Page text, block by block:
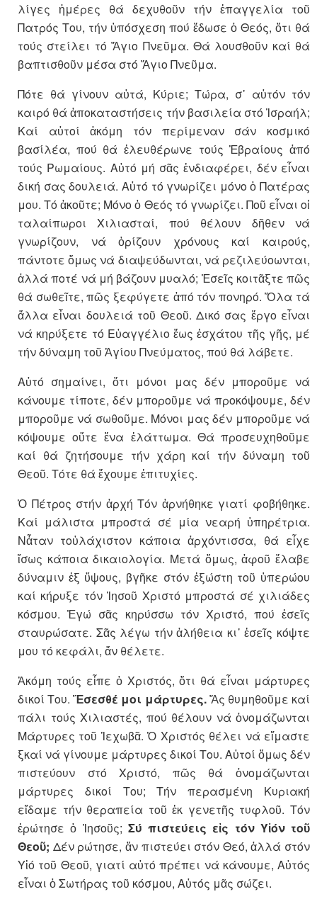
λίγες ἡμέρες θά δεχυθοῦν τήν ἐπαγγελία τοῦ
Πατρός Του, τήν ὑπόσχεση πού ἔδωσε ὁ Θεός, ὅτι θά
τούς στείλει τό Ἅγιο Πνεῦμα. Θά λουσθοῦν καί θά
βαπτισθοῦν μέσα στό Ἅγιο Πνεῦμα.
Πότε θά γίνουν αὐτά, Κύριε; Τώρα, σ᾿ αὐτόν τόν
καιρό θά ἀποκαταστήσεις τήν βασιλεία στό Ἰσραήλ;
Καί αὐτοί ἀκόμη τόν περίμεναν σάν κοσμικό
βασίλέα, πού θά ἐλευθέρωνε τούς Ἑβραίους ἀπό
τούς Ρωμαίους. Αὐτό μή σᾶς ἐνδιαφέρει, δέν εἶναι
δική σας δουλειά. Αὐτό τό γνωρίζει μόνο ὁ Πατέρας
μου. Τό ἀκοῦτε; Μόνο ὁ Θεός τό γνωρίζει. Ποῦ εἶναι οἱ
ταλαίπωροι Χιλιασταί, πού θέλουν δῆθεν νά
γνωρίζουν, νά ὁρίζουν χρόνους καί καιρούς,
πάντοτε ὅμως νά διαψεύδωνται, νά ρεζιλεύοωνται,
ἀλλά ποτέ νά μή βάζουν μυαλό; Ἐσεῖς κοιτᾶξτε πῶς
θά σωθεῖτε, πῶς ξεφύγετε ἀπό τόν πονηρό. Ὅλα τά
ἄλλα εἶναι δουλειά τοῦ Θεοῦ. Δικό σας ἔργο εἶναι
νά κηρύξετε τό Εὐαγγέλιο ἕως ἐσχάτου τῆς γῆς, μέ
τήν δύναμη τοῦ Ἁγίου Πνεύματος, πού θά λάβετε.
Αὐτό σημαίνει, ὅτι μόνοι μας δέν μποροῦμε νά
κάνουμε τίποτε, δέν μποροῦμε νά προκόψουμε, δέν
μποροῦμε νά σωθοῦμε. Μόνοι μας δέν μποροῦμε νά
κόψουμε οὔτε ἕνα ἐλάττωμα. Θά προσευχηθοῦμε
καί θά ζητήσουμε τήν χάρη καί τήν δύναμη τοῦ
Θεοῦ. Τότε θά ἔχουμε ἐπιτυχίες.
Ὁ Πέτρος στήν ἀρχή Τόν ἀρνήθηκε γιατί φοβήθηκε.
Καί μάλιστα μπροστά σέ μία νεαρή ὑπηρέτρια.
Νἆταν τοὐλάχιστον κάποια ἀρχόντισσα, θά εἶχε
ἴσως κάποια δικαιολογία. Μετά ὅμως, ἀφοῦ ἔλαβε
δύναμιν ἐξ ὕψους, βγῆκε στόν ἐξώστη τοῦ ὑπερώου
καί κήρυξε τόν Ἰησοῦ Χριστό μπροστά σέ χιλιάδες
κόσμου. Ἐγώ σᾶς κηρύσσω τόν Χριστό, πού ἐσεῖς
σταυρώσατε. Σᾶς λέγω τήν ἀλήθεια κι᾿ ἐσεῖς κόψτε
μου τό κεφάλι, ἄν θέλετε.
Ἀκόμη τούς εἶπε ὁ Χριστός, ὅτι θά εἶναι μάρτυρες
δικοί Του.Ἔσεσθέ μοι μάρτυρες.Ἄς θυμηθοῦμε καί
πάλι τούς Χιλιαστές, πού θέλουν νά ὀνομάζωνται
Μάρτυρες τοῦ Ἱεχωβᾶ. Ὁ Χριστός θέλει νά εἴμαστε
ξκαί νά γίνουμε μάρτυρες δικοί Του. Αὐτοί ὅμως δέν
πιστεύουν στό Χριστό, πῶς θά ὀνομάζωνται
μάρτυρες δικοί Του; Τήν περασμένη Κυριακή
εἴδαμε τήν θεραπεία τοῦ ἐκ γενετῆς τυφλοῦ. Τόν
ἐρώτησε ὁ Ἰησοῦς; Σύ πιστεύεις εἰς τόν Υἱόν τοῦ
Θεοῦ; Δέν ρώτησε, ἄν πιστεύει στόν Θεό, ἀλλά στόν
Υἱό τοῦ Θεοῦ, γιατί αὐτό πρέπει νά κάνουμε, Αὐτός
εἶναι ὁ Σωτήρας τοῦ κόσμου, Αὐτός μᾶς σώζει.